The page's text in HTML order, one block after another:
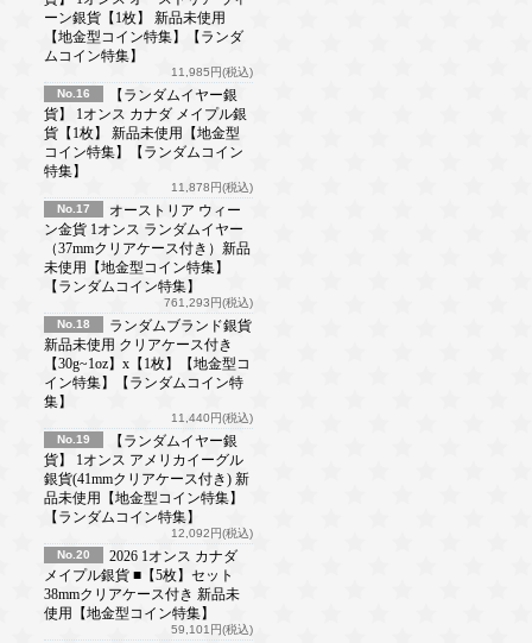
ーン銀貨【1枚】 新品未使用
【地金型コイン特集】【ランダ
ムコイン特集】
11,985円(税込)
No.16
【ランダムイヤー銀
貨】 1オンス カナダ メイプル銀
貨【1枚】 新品未使用【地金型
コイン特集】【ランダムコイン
特集】
11,878円(税込)
No.17
オーストリア ウィー
ン金貨 1オンス ランダムイヤー
（37mmクリアケース付き）新品
未使用【地金型コイン特集】
【ランダムコイン特集】
761,293円(税込)
No.18
ランダムブランド銀貨
新品未使用 クリアケース付き
【30g~1oz】x【1枚】【地金型コ
イン特集】【ランダムコイン特
集】
11,440円(税込)
No.19
【ランダムイヤー銀
貨】 1オンス アメリカイーグル
銀貨(41mmクリアケース付き) 新
品未使用【地金型コイン特集】
【ランダムコイン特集】
12,092円(税込)
No.20
2026 1オンス カナダ
メイプル銀貨 ■【5枚】セット
38mmクリアケース付き 新品未
使用【地金型コイン特集】
59,101円(税込)